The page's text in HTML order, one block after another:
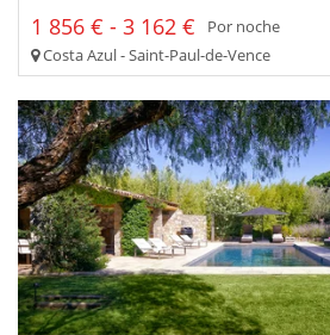
1 856 € - 3 162 €
Por noche
Costa Azul - Saint-Paul-de-Vence